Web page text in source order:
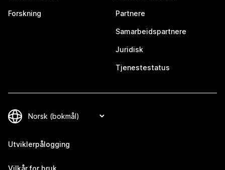
Forskning Partnere
Samarbeidspartnere
Juridisk
Tjenestestatus
Utviklerpålogging
Vilkår for bruk